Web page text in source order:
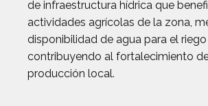
de infraestructura hídrica que
actividades agrícolas de la zona,
disponibilidad de agua para el
contribuyendo al fortalecimiento
producción local.